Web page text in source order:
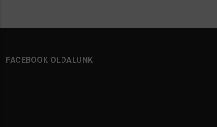
FACEBOOK OLDALUNK